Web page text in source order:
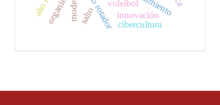
innovación
salto
voleibol
cibercultura
modelo